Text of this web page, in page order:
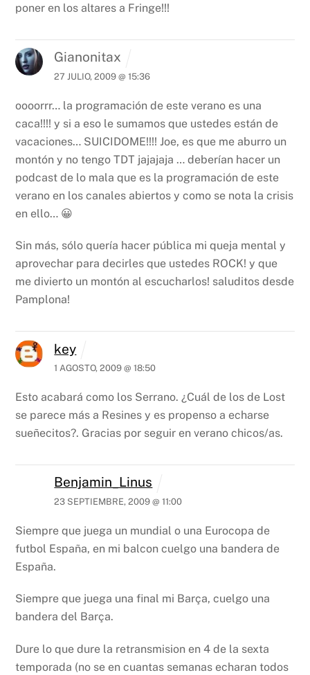
poner en los altares a Fringe!!!
Gianonitax
27 JULIO, 2009 @ 15:36
oooorrr… la programación de este verano es una
caca!!!! y si a eso le sumamos que ustedes están de
vacaciones… SUICIDOME!!!! Joe, es que me aburro un
montón y no tengo TDT jajajaja … deberían hacer un
podcast de lo mala que es la programación de este
verano en los canales abiertos y como se nota la crisis
en ello… 😀
Sin más, sólo quería hacer pública mi queja mental y
aprovechar para decirles que ustedes ROCK! y que
me divierto un montón al escucharlos! saluditos desde
Pamplona!
key
1 AGOSTO, 2009 @ 18:50
Esto acabará como los Serrano. ¿Cuál de los de Lost
se parece más a Resines y es propenso a echarse
sueñecitos?. Gracias por seguir en verano chicos/as.
Benjamin_Linus
23 SEPTIEMBRE, 2009 @ 11:00
Siempre que juega un mundial o una Eurocopa de
futbol España, en mi balcon cuelgo una bandera de
España.
Siempre que juega una final mi Barça, cuelgo una
bandera del Barça.
Dure lo que dure la retransmision en 4 de la sexta
temporada (no se en cuantas semanas echaran todos